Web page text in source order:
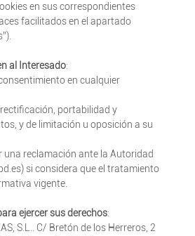
en sus correspondientes
facilitados en el apartado
al Interesado:
en cualquier
rectificación, portabilidad y
y de limitación u oposición a su
una reclamación ante la Autoridad
si considera que el tratamiento
vigente.
ejercer sus derechos:
S.L.. C/ Bretón de los Herreros, 2